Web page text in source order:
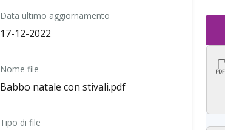
Data ultimo aggiornamento
17-12-2022
Nome file
Babbo natale con stivali.pdf
Tipo di file